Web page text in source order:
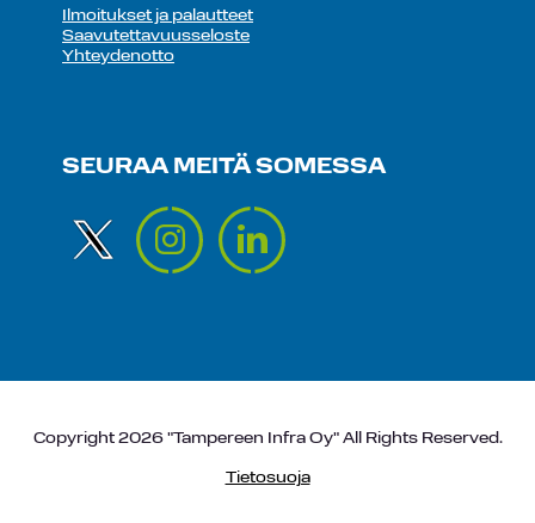
Ilmoitukset ja palautteet
Saavutettavuusseloste
Yhteydenotto
SEURAA MEITÄ SOMESSA
Copyright 2026 "Tampereen Infra Oy" All Rights Reserved.
Tietosuoja